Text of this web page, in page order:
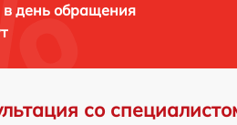
в день обращения
со